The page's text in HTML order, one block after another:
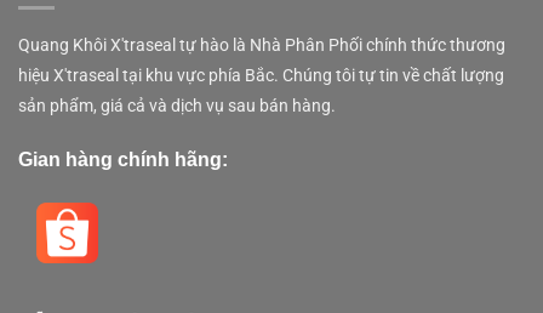
Quang Khôi X'traseal tự hào là Nhà Phân Phối chính thức thương
hiệu X'traseal tại khu vực phía Bắc. Chúng tôi tự tin về chất lượng
sản phẩm, giá cả và dịch vụ sau bán hàng.
Gian hàng chính hãng: